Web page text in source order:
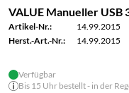
VALUE Manueller USB
Artikel-Nr.:
14.99.2015
Herst.-Art.-Nr.:
14.99.2015
Verfügbar
Bis 15 Uhr bestellt - in der